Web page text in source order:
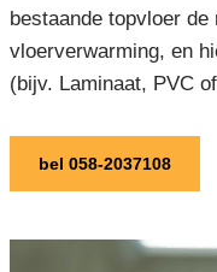
bestaande topvloer
vloerverwarming, en
(bijv. Laminaat, PVC
bel 058-2037108